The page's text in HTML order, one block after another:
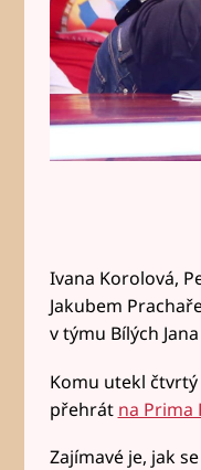
Ivana Korolová,
Jakubem
v týmu Bílých
Komu utekl čtvrtý
přehrát na Prima
Zajímavé je, jak